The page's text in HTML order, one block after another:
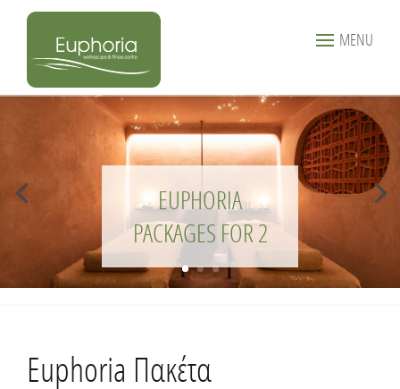
MENU
EUPHORIA
PACKAGES FOR 2
Euphoria Πακέτα